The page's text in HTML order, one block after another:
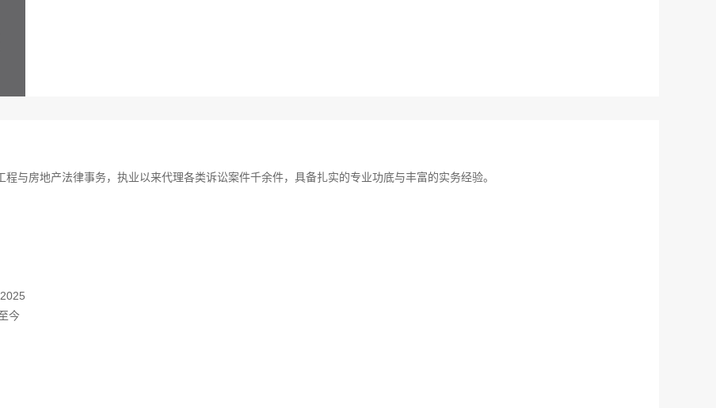
与房地产法律事务，执业以来代理各类诉讼案件千余件，具备扎实的专业功底与丰富的实务经验。
今